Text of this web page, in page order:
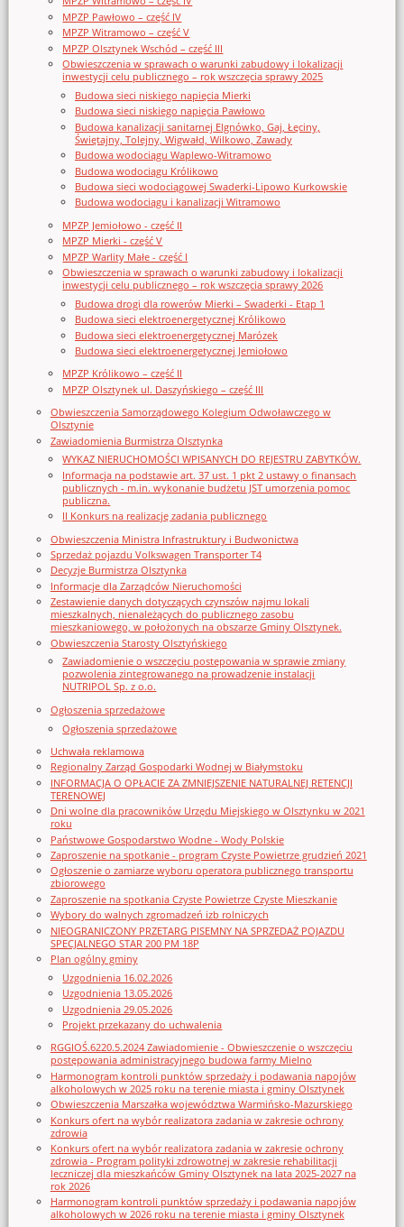
MPZP Pawłowo – część IV
MPZP Witramowo – część V
MPZP Olsztynek Wschód – część III
Obwieszczenia w sprawach o warunki zabudowy i lokalizacji
inwestycji celu publicznego – rok wszczęcia sprawy 2025
Budowa sieci niskiego napięcia Mierki
Budowa sieci niskiego napięcia Pawłowo
Budowa kanalizacji sanitarnej Elgnówko, Gaj, Łęciny,
Świętajny, Tolejny, Wigwałd, Wilkowo, Zawady
Budowa wodociągu Waplewo-Witramowo
Budowa wodociągu Królikowo
Budowa sieci wodociągowej Swaderki-Lipowo Kurkowskie
Budowa wodociągu i kanalizacji Witramowo
MPZP Jemiołowo - część II
MPZP Mierki - część V
MPZP Warlity Małe - część I
Obwieszczenia w sprawach o warunki zabudowy i lokalizacji
inwestycji celu publicznego – rok wszczęcia sprawy 2026
Budowa drogi dla rowerów Mierki – Swaderki - Etap 1
Budowa sieci elektroenergetycznej Królikowo
Budowa sieci elektroenergetycznej Marózek
Budowa sieci elektroenergetycznej Jemiołowo
MPZP Królikowo – część II
MPZP Olsztynek ul. Daszyńskiego – część III
Obwieszczenia Samorządowego Kolegium Odwoławczego w
Olsztynie
Zawiadomienia Burmistrza Olsztynka
WYKAZ NIERUCHOMOŚCI WPISANYCH DO REJESTRU ZABYTKÓW.
Informacja na podstawie art. 37 ust. 1 pkt 2 ustawy o finansach
publicznych - m.in. wykonanie budżetu JST umorzenia pomoc
publiczna.
II Konkurs na realizację zadania publicznego
Obwieszczenia Ministra Infrastruktury i Budwonictwa
Sprzedaż pojazdu Volkswagen Transporter T4
Decyzje Burmistrza Olsztynka
Informacje dla Zarządców Nieruchomości
Zestawienie danych dotyczących czynszów najmu lokali
mieszkalnych, nienależących do publicznego zasobu
mieszkaniowego, w położonych na obszarze Gminy Olsztynek.
Obwieszczenia Starosty Olsztyńskiego
Zawiadomienie o wszczęciu postępowania w sprawie zmiany
pozwolenia zintegrowanego na prowadzenie instalacji
NUTRIPOL Sp. z o.o.
Ogłoszenia sprzedażowe
Ogłoszenia sprzedażowe
Uchwała reklamowa
Regionalny Zarząd Gospodarki Wodnej w Białymstoku
INFORMACJA O OPŁACIE ZA ZMNIEJSZENIE NATURALNEJ RETENCJI
TERENOWEJ
Dni wolne dla pracowników Urzędu Miejskiego w Olsztynku w 2021
roku
Państwowe Gospodarstwo Wodne - Wody Polskie
Zaproszenie na spotkanie - program Czyste Powietrze grudzień 2021
Ogłoszenie o zamiarze wyboru operatora publicznego transportu
zbiorowego
Zaproszenie na spotkania Czyste Powietrze Czyste Mieszkanie
Wybory do walnych zgromadzeń izb rolniczych
NIEOGRANICZONY PRZETARG PISEMNY NA SPRZEDAŻ POJAZDU
SPECJALNEGO STAR 200 PM 18P
Plan ogólny gminy
Uzgodnienia 16.02.2026
Uzgodnienia 13.05.2026
Uzgodnienia 29.05.2026
Projekt przekazany do uchwalenia
RGGIOŚ.6220.5.2024 Zawiadomienie - Obwieszczenie o wszczęciu
postępowania administracyjnego budowa farmy Mielno
Harmonogram kontroli punktów sprzedaży i podawania napojów
alkoholowych w 2025 roku na terenie miasta i gminy Olsztynek
Obwieszczenia Marszałka województwa Warmińsko-Mazurskiego
Konkurs ofert na wybór realizatora zadania w zakresie ochrony
zdrowia
Konkurs ofert na wybór realizatora zadania w zakresie ochrony
zdrowia - Program polityki zdrowotnej w zakresie rehabilitacji
leczniczej dla mieszkańców Gminy Olsztynek na lata 2025-2027 na
rok 2026
Harmonogram kontroli punktów sprzedaży i podawania napojów
alkoholowych w 2026 roku na terenie miasta i gminy Olsztynek